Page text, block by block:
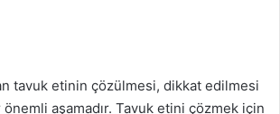
tavuk etinin çözülmesi, dikkat edilmesi
aşamadır. Tavuk etini çözmek için